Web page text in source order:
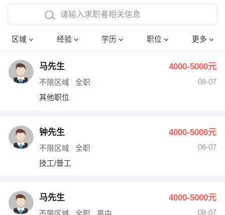
区域 经验 学历 职位 更多
在校学生工作经验
四年以上工作经验
五年以上工作经验
博士
文员 护士
财务会计
网络IT
收银员
确定
马先生 4000-5000元
不限区域 全职
08-07
其他职位
钟先生 4000-5000元
不限区域 全职
08-07
技工/普工
马先生 4000-5000元
不限区域 全职 高中
08-07